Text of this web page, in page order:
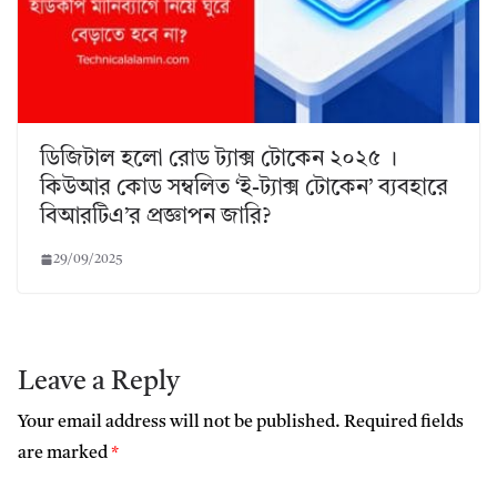
ডিজিটাল হলো রোড ট্যাক্স টোকেন ২০২৫ ।
কিউআর কোড সম্বলিত ‘ই-ট্যাক্স টোকেন’ ব্যবহারে
বিআরটিএ’র প্রজ্ঞাপন জারি?
29/09/2025
Leave a Reply
Your email address will not be published. Required fields
are marked*